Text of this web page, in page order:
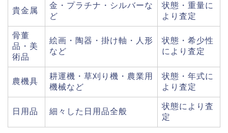
貴金属
金・プラチナ・シルバーな
ど
状態・重量に
より査定
骨董
品・美
術品
絵画・陶器・掛け軸・人形
など
状態・希少性
により査定
農機具
耕運機・草刈り機・農業用
機械など
状態・年式に
より査定
日用品 細々した日用品全般
状態により査
定